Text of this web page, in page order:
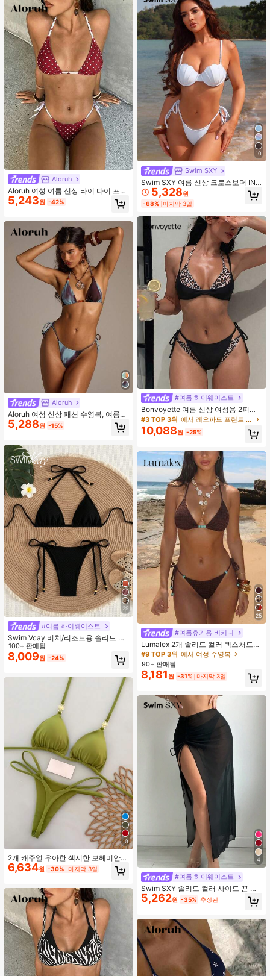
Aloruh
Aloruh 여성 여름 신상 타이 다이 프린
트 비키니 세트, 섹시 파티 음악 축제
무지개 빛깔의 쉘 장식 여성 수영복,
5,243원 -42%
Aloruh
Aloruh 여성 신상 패션 수영복, 여름
의류, 레트로 로맨틱 타이 다이 프린트
보헤미안 비즈 장식 스파게티 스트랩
트, 여성 수영복, 여성 비치웨어, 여성
휴가 의상
5,288원 -15%
29
#여름 하이웨이스트
Swim Vcay 비치/리조트용 솔리드 컬
러 비키니 세트
100+ 판매됨
8,009원 -24%
10
2개 캐주얼 우아한 섹시한 보헤미안
플로럴 타이다이 트림 비키니 수영복,
해변 & 휴가에 적합, 봄/여름 휴가, 그
6,634원 -30% 마지막 3일
10
Swim SXY
Swim SXY 여름 신상 크로스보더 INS
스타일 섹시한 트라이앵글 타이 비키
니 머메이드 쉘 디자인 투피스 수영복
걸, 화이트, 진주 액세서리, 해양 휴가
비키니 세트, 스위트 걸 핫스프링 비치
휴가 비키니 수영복, 생일 파티
5,328원
-68% 마지막 3일
#여름 하이웨이스트
Bonvoyette 여름 신상 여성용 2피스
수영복 세트, 블랙 표범 무늬 랜덤 프
린트 2 in 1 홀터넥 타이 탑 및 사이드
타이 수영 하의, 섹시한 비치 샌드 수
#3 TOP 3위 에서 레오파드 프린트 여성 비치웨어
10,088원 -25%
25
#여름휴가용 비키니
Lumalex 2개 솔리드 컬러 텍스처드
패브릭 홀터넥 삼각 비키니 탑 비즈 장
식 및 백 타이, 비즈 로프 끝부분 사이
드 타이 비키니 바텀, 패션 섹시 비치
풀 워터 스포츠 여성용 여름 비키니 세
#9 TOP 3위 에서 여성 수영복
90+ 판매됨
8,181 원 -31% 마지막 3일
4
#여름 하이웨이스트
Swim SXY 솔리드 컬러 사이드 끈 슬
릿 롱 스커트 커버업, 휴가, 여름 해변
용
5,262원 -35% 추정된